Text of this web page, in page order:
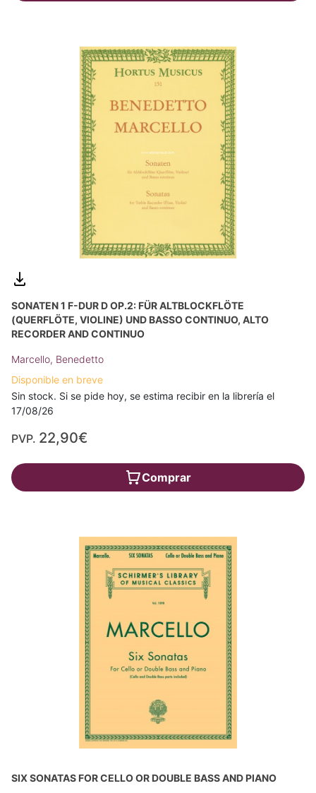
SONATEN 1 F-DUR D OP.2: FÜR ALTBLOCKFLÖTE
(QUERFLÖTE, VIOLINE) UND BASSO CONTINUO, ALTO
RECORDER AND CONTINUO
Marcello, Benedetto
Disponible en breve
Sin stock. Si se pide hoy, se estima recibir en la librería el
17/08/26
PVP. 22,90€
Comprar
SIX SONATAS FOR CELLO OR DOUBLE BASS AND PIANO